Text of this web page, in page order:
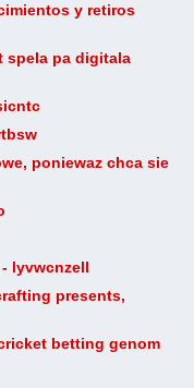
y retiros
spela pa digitala
poniewaz chca sie
lyvwcnzell
presents,
betting genom